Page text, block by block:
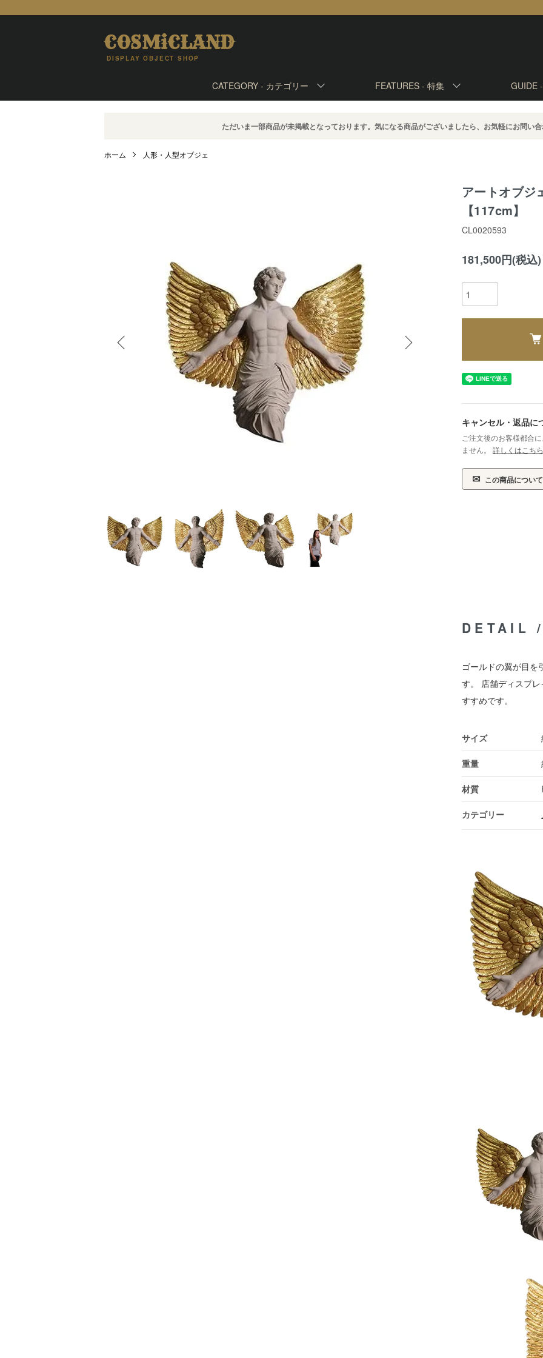
COSMiCLAND
DISPLAY OBJECT SHOP
CATEGORY - カテゴリー FEATURES - 特集 GUIDE
ただいま一部商品が未掲載となっております。気になる商品がございましたら、お気軽にお問い
ホーム 人形・人型オブジェ
アートオブジ
【117cm】
CL0020593
181,500円(税込)
キャンセル・返品に
ご注文後のお客様都合
ません。 詳しくはこちら
✉ この商品につい
DETAIL
ゴールドの翼が目を
す。 店舗ディスプ
すすめです。